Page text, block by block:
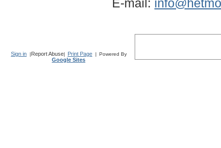
E-mail:
Sign in |Report Abuse| Print Page | Powered By
Google Sites